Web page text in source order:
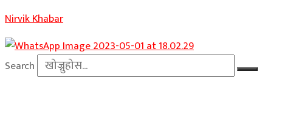
Nirvik Khabar
Search